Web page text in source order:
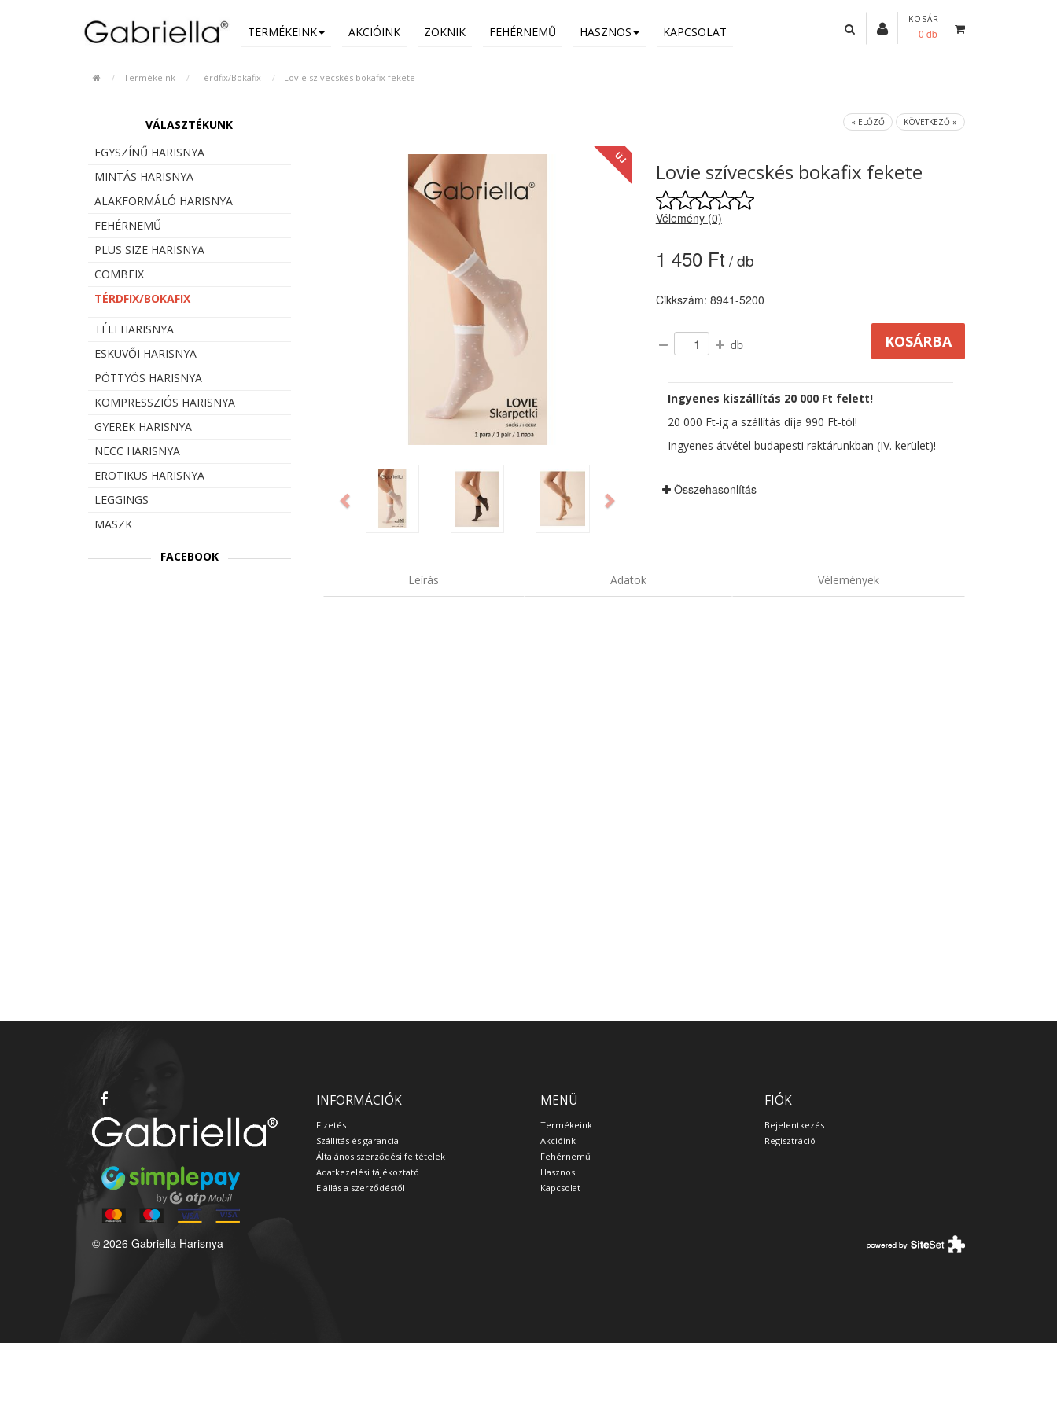
TERMÉKEINK AKCIÓINK ZOKNIK FEHÉRNEMŰ HASZNOS KAPCSOLAT
KOSÁR
0 db
Termékeink Térdfix/Bokafix Lovie szívecskés bokafix fekete
VÁLASZTÉKUNK
EGYSZÍNŰ HARISNYA
MINTÁS HARISNYA
ALAKFORMÁLÓ HARISNYA
FEHÉRNEMŰ
PLUS SIZE HARISNYA
COMBFIX
TÉRDFIX/BOKAFIX
TÉLI HARISNYA
ESKÜVŐI HARISNYA
PÖTTYÖS HARISNYA
KOMPRESSZIÓS HARISNYA
GYEREK HARISNYA
NECC HARISNYA
EROTIKUS HARISNYA
LEGGINGS
MASZK
FACEBOOK
« ELŐZŐ KÖVETKEZŐ »
ÚJ
Previous
Lovie szívecskés bokafix fekete
Vélemény (0)
1 450 Ft / db
Cikkszám: 8941-5200
db
Ingyenes kiszállítás 20 000 Ft felett!
20 000 Ft-ig a szállítás díja 990 Ft-tól!
Ingyenes átvétel budapesti raktárunkban (IV. kerület)!
Összehasonlítás
Leírás Adatok Vélemények
INFORMÁCIÓK
Fizetés
Szállítás és garancia
Általános szerződési feltételek
Adatkezelési tájékoztató
Elállás a szerződéstől
MENÜ
Termékeink
Akcióink
Fehérnemű
Hasznos
Kapcsolat
FIÓK
Bejelentkezés
Regisztráció
© 2026 Gabriella Harisnya